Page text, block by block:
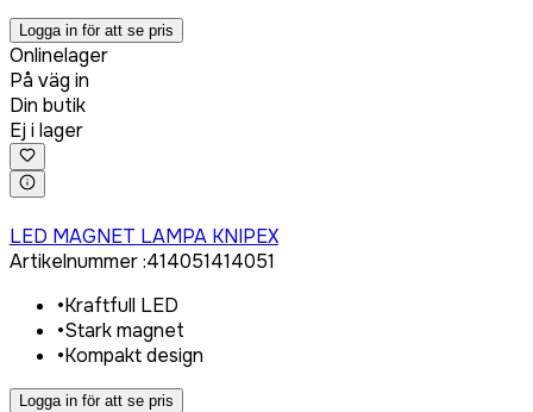
Logga in för att se pris
Onlinelager
På väg in
Din butik
Ej i lager
LED MAGNET LAMPA KNIPEX
Artikelnummer:414051414051
•Kraftfull LED
•Stark magnet
•Kompakt design
Logga in för att se pris